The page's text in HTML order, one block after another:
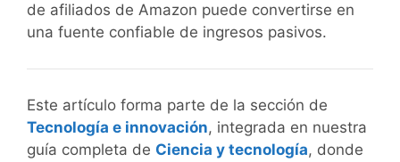
de afiliados de Amazon puede convertirse en
una fuente confiable de ingresos pasivos.
Este artículo forma parte de la sección de
Tecnología e innovación, integrada en nuestra
guía completa de Ciencia y tecnología, donde